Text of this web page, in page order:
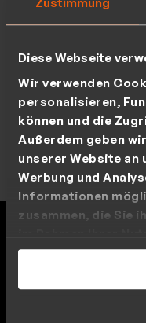
Diese Webseite
Wir verwenden
personalisieren,
können und die
Außerdem geben
unserer Website an
Werbung und
Informationen
zusammen, die Sie
im Rahmen Ihrer
Ihre Cookie-
DRACOON
DRACOON setzt
und wurde mit den
Deutschlands für